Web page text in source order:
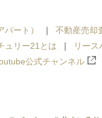
ート） 不動産売却
ュリー21とは リース
公式チャンネル